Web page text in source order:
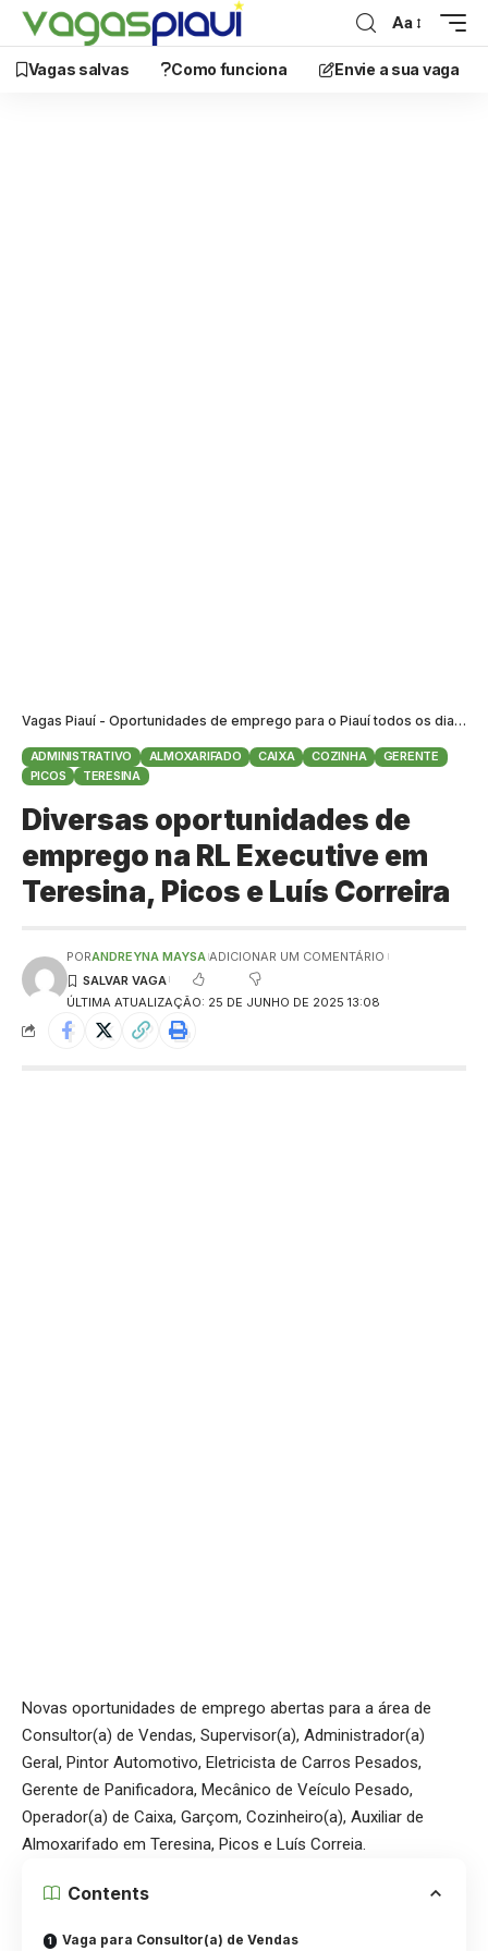
Aa
Vagas salvas Como funciona Envie a sua vaga
Vagas Piauí - Oportunidades de emprego para o Piauí todos os dias>
ADMINISTRATIVO ALMOXARIFADO CAIXA COZINHA
GERENTE
PICOS
TERESINA
Diversas oportunidades de
emprego na RL Executive em
Teresina, Picos e Luís Correira
ÚLTIMA ATUALIZAÇÃO: 25 DE JUNHO DE 2025 13:08
PORANDREYNA MAYSA ADICIONAR UM COMENTÁRIO
Novas oportunidades de emprego abertas para a área de
Consultor(a) de Vendas, Supervisor(a), Administrador(a)
Geral, Pintor Automotivo, Eletricista de Carros Pesados,
Gerente de Panificadora, Mecânico de Veículo Pesado,
Operador(a) de Caixa, Garçom, Cozinheiro(a), Auxiliar de
Almoxarifado em Teresina, Picos e Luís Correia.
Contents
Vaga para Consultor(a) de Vendas